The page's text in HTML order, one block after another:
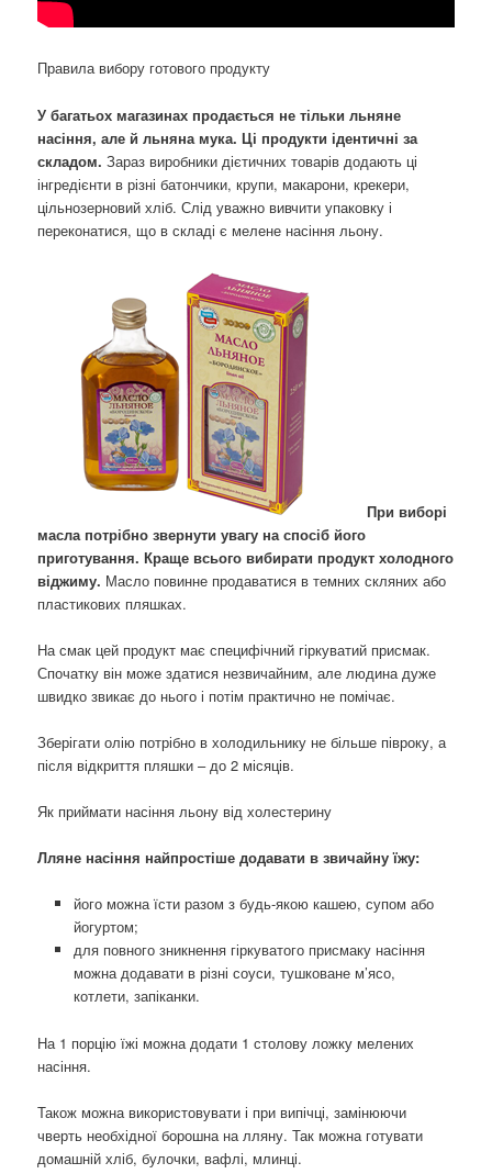
Правила вибору готового продукту
У багатьох магазинах продається не тільки льняне
насіння, але й льняна мука. Ці продукти ідентичні за
складом. Зараз виробники дієтичних товарів додають ці
інгредієнти в різні батончики, крупи, макарони, крекери,
цільнозерновий хліб. Слід уважно вивчити упаковку і
переконатися, що в складі є мелене насіння льону.
При виборі
масла потрібно звернути увагу на спосіб його
приготування. Краще всього вибирати продукт холодного
віджиму. Масло повинне продаватися в темних скляних або
пластикових пляшках.
На смак цей продукт має специфічний гіркуватий присмак.
Спочатку він може здатися незвичайним, але людина дуже
швидко звикає до нього і потім практично не помічає.
Зберігати олію потрібно в холодильнику не більше півроку, а
після відкриття пляшки – до 2 місяців.
Як приймати насіння льону від холестерину
Лляне насіння найпростіше додавати в звичайну їжу:
його можна їсти разом з будь-якою кашею, супом або
йогуртом;
для повного зникнення гіркуватого присмаку насіння
можна додавати в різні соуси, тушковане м’ясо,
котлети, запіканки.
На 1 порцію їжі можна додати 1 столову ложку мелених
насіння.
Також можна використовувати і при випічці, замінюючи
чверть необхідної борошна на лляну. Так можна готувати
домашній хліб, булочки, вафлі, млинці.